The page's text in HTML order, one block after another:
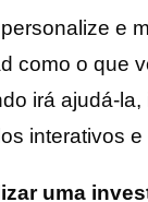
o No-
motivo,